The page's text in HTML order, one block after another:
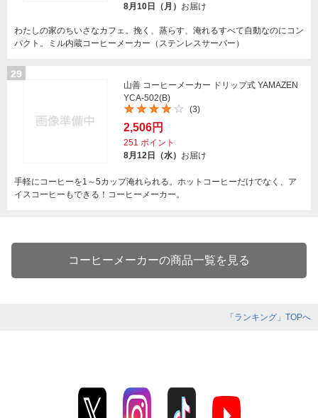
8月10日（月） お届け
わたしの家のちいさなカフェ。挽く、蒸らす、淹れるすべて自動なのにコン
パクト。ミル内蔵コーヒーメーカー（ステンレスサーバー）
29
山善 コーヒーメーカー ドリップ式 YAMAZEN
YCA-502(B)
(3)
2,506円
251 ポイント
8月12日（水） お届け
手軽にコーヒーを1～5カップ淹れられる。ホットコーヒーだけでなく、ア
イスコーヒーもできる！コーヒーメーカー。
コーヒーメーカーの商品一覧を見る
「ランキング」TOPへ